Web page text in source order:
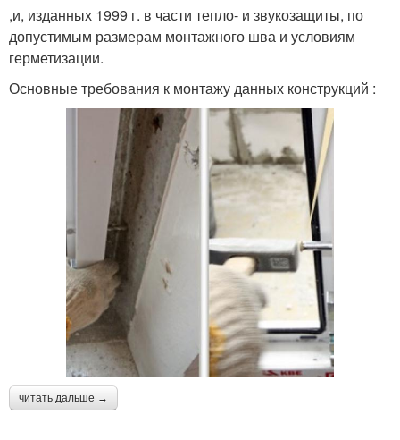
,и, изданных 1999 г. в части тепло- и звукозащиты, по
допустимым размерам монтажного шва и условиям
герметизации.
Основные требования к монтажу данных конструкций :
читать дальше →